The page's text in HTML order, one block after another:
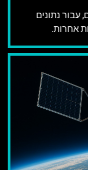
עבור נתונים
אחרות.